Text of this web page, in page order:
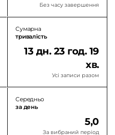
Без часу завершення
Сумарна
тривалість
13 дн. 23 год. 19
хв.
Усі записи разом
Середньо
за день
5,0
За вибраний період